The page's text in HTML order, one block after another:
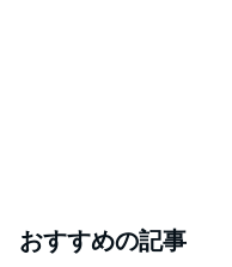
おすすめの記事